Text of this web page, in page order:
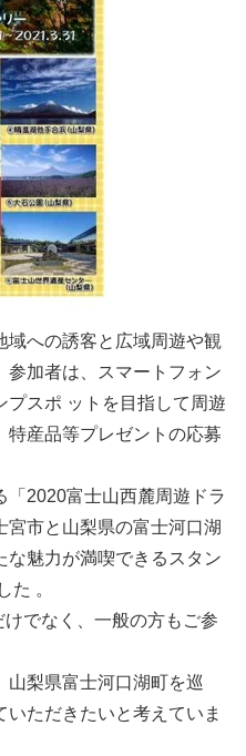
域への誘客と広域周遊や観
参加者は、スマートフォン
プスポ ットを目指して周遊
特産品等プレゼントの応募
「2020富士山西麓周遊ドラ
宮市と山梨県の富士河口湖
な魅力が満喫できるスタン
た 。
でなく、一般の方もご参
山梨県富士河口湖町を巡
いただきたいと考えていま